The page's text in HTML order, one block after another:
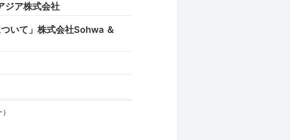
ジア株式会社
いて」株式会社Sohwa ＆
）